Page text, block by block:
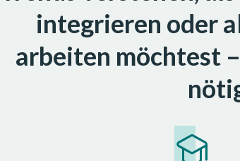
integrieren oder
arbeiten möchtest